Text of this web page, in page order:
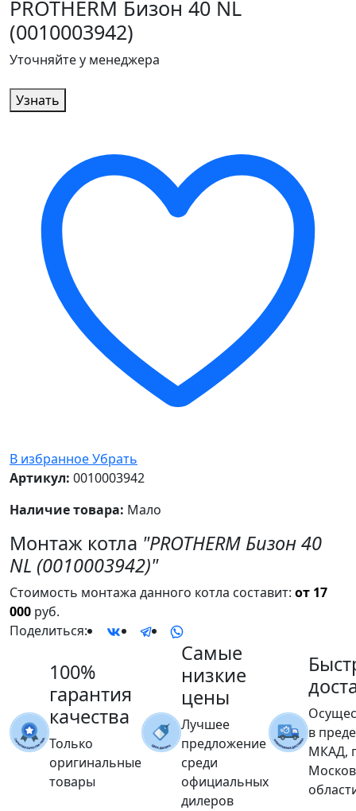
PROTHERM Бизон 40 NL
(0010003942)
Уточняйте у менеджера
Узнать
В избранноеУбрать
Артикул: 0010003942
Наличие товара: Мало
Монтаж котла "PROTHERM Бизон 40
NL (0010003942)"
Стоимость монтажа данного котла составит: от 17
000 руб.
Поделиться:
100%
гарантия
качества
Только
оригинальные
товары
Самые
низкие
цены
Лучшее
предложение
среди
официальных
дилеров
в
МКАД,